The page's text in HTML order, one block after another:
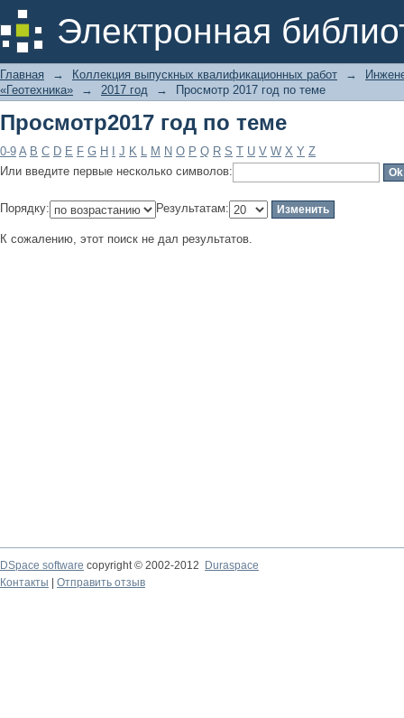
Электронная
Просмотр2017 год по теме
Главная → Коллекция выпускных квалификационных работ →
«Геотехника»
→ 2017 год → Просмотр 2017 год по теме
Просмотр2017 год по теме
0-9 A B C D E F G H J K L M N O P Q R S T U V W X Y Z
Или введите первые несколько символов:
Порядку: Результатам:
К сожалению, этот поиск не дал результатов.
DSpace software copyright © 2002-2012
Duraspace
Контакты
Отправить отзыв